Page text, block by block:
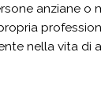
anziane o
nella vita di